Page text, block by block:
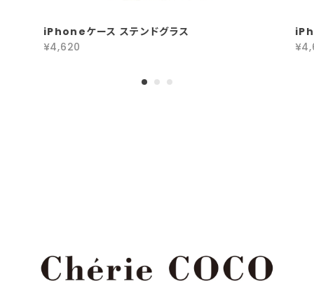
iPhoneケース ステンドグラス
¥4,620